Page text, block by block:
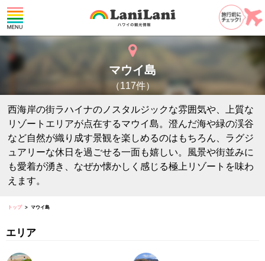
マウイ島
（117件）
西海岸の街ラハイナのノスタルジックな雰囲気や、上質な
リゾートエリアが点在するマウイ島。澄んだ海や緑の渓谷
など自然が織り成す景観を楽しめるのはもちろん、ラグジ
ュアリーな休日を過ごせる一面も嬉しい。風景や街並みに
も愛着が湧き、なぜか懐かしく感じる極上リゾートを味わ
えます。
トップ マウイ島
エリア